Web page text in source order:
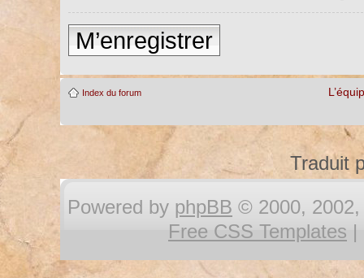
M’enregistrer
Index du forum
Traduit
Powered by phpBB © 2000, 2002,
Free CSS Templates |